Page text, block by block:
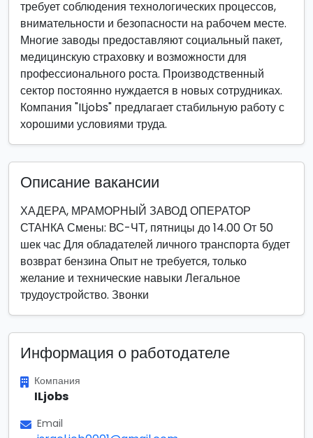
требует соблюдения технологических процессов,
внимательности и безопасности на рабочем месте.
Многие заводы предоставляют социальный пакет,
медицинскую страховку и возможности для
профессионального роста. Производственный
сектор постоянно нуждается в новых сотрудниках.
Компания "ILjobs" предлагает стабильную работу с
хорошими условиями труда.
Описание вакансии
ХАДЕРА, МРАМОРНЫЙ ЗАВОД ОПЕРАТОР
СТАНКА Смены: ВС-ЧТ, пятницы до 14.00 От 50
шек час Для обладателей личного транспорта будет
возврат бензина Опыт не требуется, только
желание и технические навыки Легальное
трудоустройство. Звонки
Информация о работодателе
Компания
ILjobs
Email